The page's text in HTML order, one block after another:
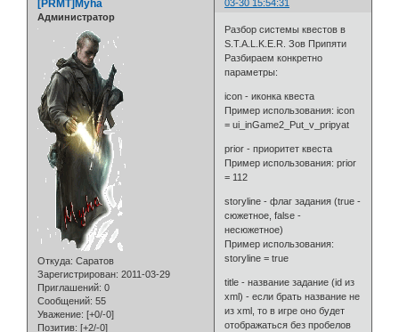
03-30 15:54:31
[PRMT]Myha
Администратор
Откуда: Саратов
Зарегистрирован: 2011-03-29
Приглашений: 0
Сообщений: 55
Уважение: [+0/-0]
Позитив: [+2/-0]
Разбор системы квестов в
S.T.A.L.K.E.R. Зов Припяти
Разбираем конкретно
параметры:
icon - иконка квеста
Пример использования: icon
= ui_inGame2_Put_v_pripyat
prior - приоритет квеста
Пример использования: prior
= 112
storyline - флаг задания (true -
сюжетное, false -
несюжетное)
Пример использования:
storyline = true
title - название задание (id из
xml) - если брать название не
из xml, то в игре оно будет
отображаться без пробелов